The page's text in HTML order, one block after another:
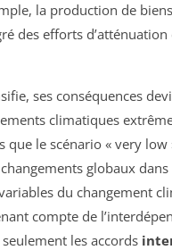
la production de
des efforts d’atténuation
ses conséquences
climatiques
que le scénario « very
globaux
du changement
compte de
les accords